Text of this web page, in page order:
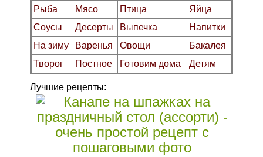
Рыба
Мясо Птица
Яйца
Соусы
Десерты Выпечка
Напитки
На зиму
Варенья Овощи
Бакалея
Творог
Постное Готовим дома Детям
Лучшие рецепты: